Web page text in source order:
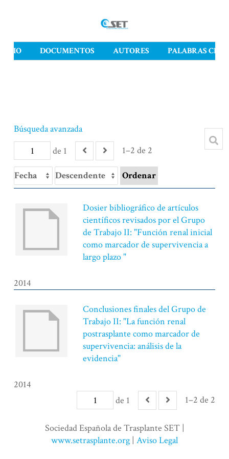
DOCUMENTOS AUTORES PALABRAS
de 1 1–2 de 2
Búsqueda avanzada
Ordenar
Dosier bibliográfico de artículos
científicos revisados por el Grupo
de Trabajo II: "Función renal inicial
como marcador de supervivencia a
largo plazo "
2014
Conclusiones finales del Grupo de
Trabajo II: "La función renal
postrasplante como marcador de
supervivencia: análisis de la
evidencia"
2014
de 1
1–2 de 2
Sociedad Española de Trasplante SET |
www.setrasplante.org | Aviso Legal